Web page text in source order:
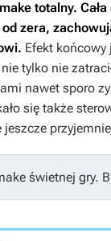
totalny.
od zera,
Efekt końcowy
tylko nie
nawet sporo
się także
jeszcze
świetnej gry.